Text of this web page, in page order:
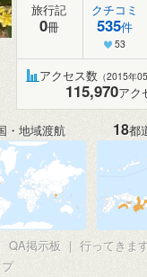
旅行記
0冊
クチコミ
535件
53
アクセス数 （2015年
115,970アク
・地域渡航 18都
| QA掲示板 | 行ってきま